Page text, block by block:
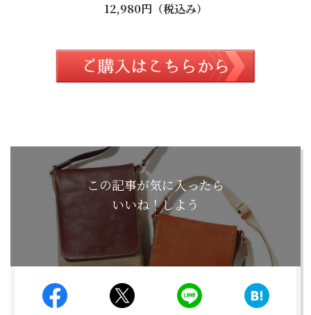
12,980円（税込み）
この記事が気に入ったら
いいね！しよう